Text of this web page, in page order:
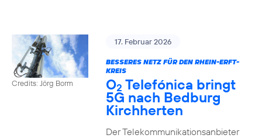
Credits: Jörg Borm
17. Februar 2026
BESSERES NETZ FÜR DEN RHEIN-ERFT-
KREIS
O2 Telefónica bringt
5G nach Bedburg
Kirchherten
Der Telekommunikationsanbieter